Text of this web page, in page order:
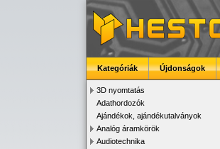
Kategóriák Újdonságok
3D nyomtatás
Adathordozók
Ajándékok, ajándékutalványok
Analóg áramkörök
Audiotechnika